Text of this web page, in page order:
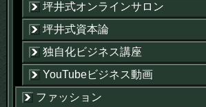
坪井式オンラインサロン
坪井式資本論
独自化ビジネス講座
YouTubeビジネス動画
ファッション